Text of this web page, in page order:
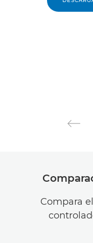
Compara